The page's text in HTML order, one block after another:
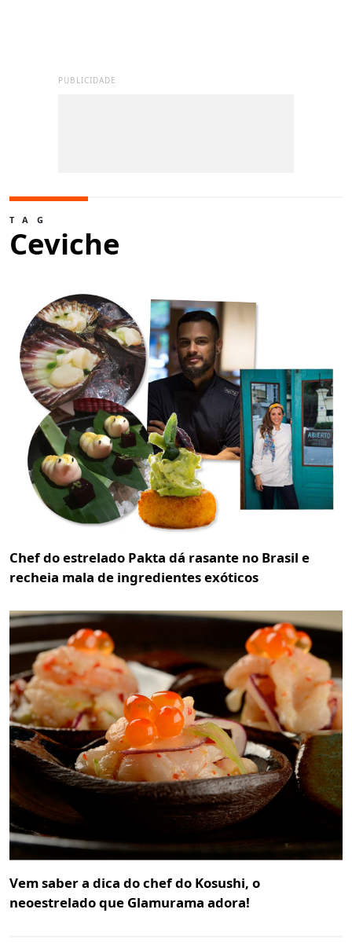
PUBLICIDADE
TAG
Ceviche
Chef do estrelado Pakta dá rasante no Brasil e
recheia mala de ingredientes exóticos
Vem saber a dica do chef do Kosushi, o
neoestrelado que Glamurama adora!